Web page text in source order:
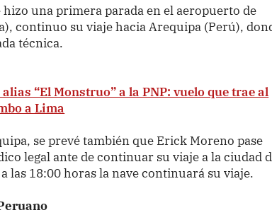
hizo una primera parada en el aeropuerto de
continuo su viaje hacia Arequipa (Perú),
técnica.
“El Monstruo” a la PNP: vuelo que trae al
a Lima
se prevé también que Erick Moreno pase
legal ante de continuar su viaje a la ciudad
las 18:00 horas la nave continuará su viaje.